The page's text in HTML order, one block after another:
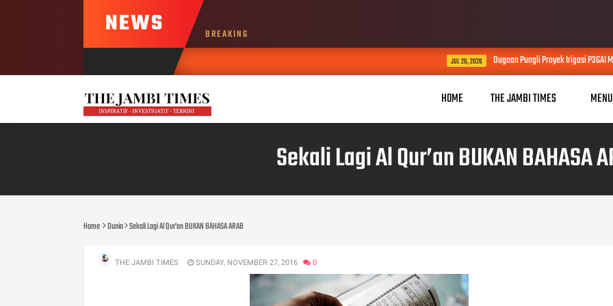
NEWS BREAKING
Dugaan Pungli Proyek Irigasi P3GAI Mencapai 30
HOME THE JAMBI TIMES
Sekali Lagi Al Qur’an BUKAN BAHASA
Home Dunia Sekali Lagi Al Qur’an BUKAN BAHASA ARAB
THE JAMBI TIMES SUNDAY, NOVEMBER 27, 2016 0